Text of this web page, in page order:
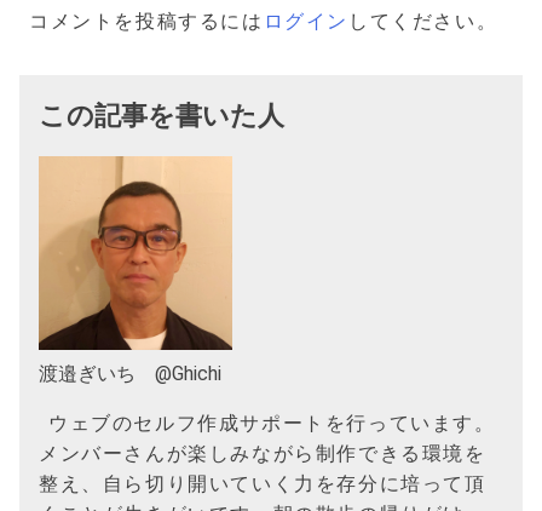
シ
コメントを投稿するには ログイン してください。
この記事を書いた人
渡邉ぎいち @Ghichi
ウェブのセルフ作成サポートを行っています。
メンバーさんが楽しみながら制作できる環境を
整え、自ら切り開いていく力を存分に培って頂